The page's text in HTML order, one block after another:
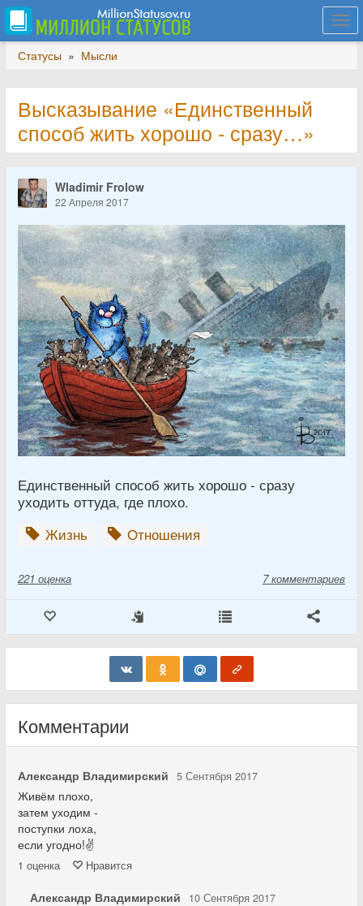
Статусы » Мысли
Высказывание «Единственный
способ жить хорошо - сразу…»
Wladimir Frolow
22 Апреля 2017
Единственный способ жить хорошо - сразу
уходить оттуда, где плохо.
Жизнь
Отношения
221 оценка 7 комментариев
Комментарии
Александр Владимирский 5 Сентября 2017
Живём плохо,
затем уходим -
поступки лоха,
если угодно!✌
1 оценка Нравится
Александр Владимирский 10 Сентября 2017